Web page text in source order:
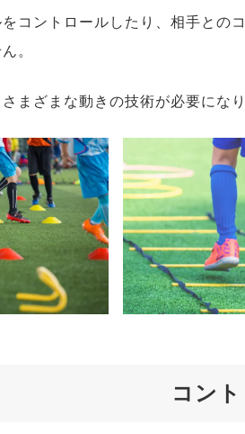
コントロールしたり、相手との
。
まざまな動きの技術が必要になり
コン